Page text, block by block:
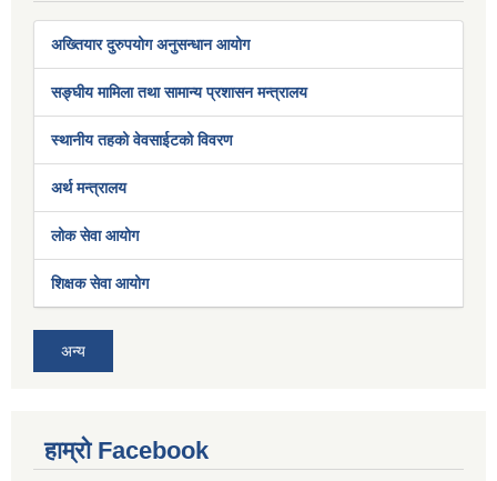
अख्तियार दुरुपयोग अनुसन्धान आयोग
सङ्घीय मामिला तथा सामान्य प्रशासन मन्त्रालय
स्थानीय तहको वेवसाईटको विवरण
अर्थ मन्त्रालय
लोक सेवा आयोग
शिक्षक सेवा आयोग
अन्य
हाम्रो Facebook